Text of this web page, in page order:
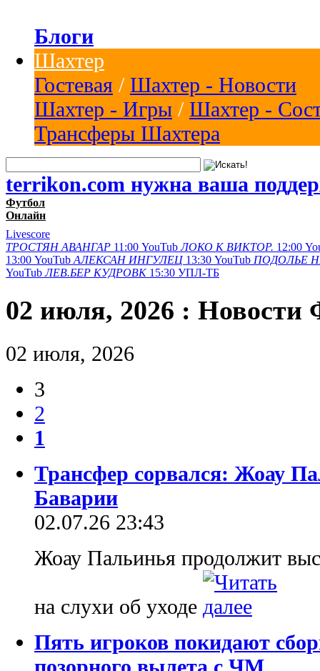
Блоги
Шахтер
Гостевая / Шахтер - Новости
Шахтер - Игры / Шахтер -
Трансферы Шахтера
terrikon.com нужна ваша
Футбол
Онлайн
Livescore
ТРОСТЯН АВАНГАР 11:00 YouTub ЛОКО К ВИКТОР. 12:00
13:00 YouTub АЛЕКСАН ИНГУЛЕЦ 13:30 YouTub ПОДОЛЬЕ
YouTub ЛЕВ.БЕР КУДРОВК 15:30 УПЛ-ТБ
02 июля, 2026 : Новости
02 июля, 2026
3
2
1
Трансфер сорвался: Жоау
Баварии
02.07.26 23:43
Жоау Пальинья продолжит
на слухи об уходе
Пять игроков покидают
позорного вылета с ЧМ